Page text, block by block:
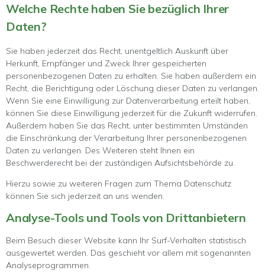
Welche Rechte haben Sie bezüglich Ihrer
Daten?
Sie haben jederzeit das Recht, unentgeltlich Auskunft über
Herkunft, Empfänger und Zweck Ihrer gespeicherten
personenbezogenen Daten zu erhalten. Sie haben außerdem ein
Recht, die Berichtigung oder Löschung dieser Daten zu verlangen.
Wenn Sie eine Einwilligung zur Datenverarbeitung erteilt haben,
können Sie diese Einwilligung jederzeit für die Zukunft widerrufen.
Außerdem haben Sie das Recht, unter bestimmten Umständen
die Einschränkung der Verarbeitung Ihrer personenbezogenen
Daten zu verlangen. Des Weiteren steht Ihnen ein
Beschwerderecht bei der zuständigen Aufsichtsbehörde zu.
Hierzu sowie zu weiteren Fragen zum Thema Datenschutz
können Sie sich jederzeit an uns wenden.
Analyse-Tools und Tools von Dritt­anbietern
Beim Besuch dieser Website kann Ihr Surf-Verhalten statistisch
ausgewertet werden. Das geschieht vor allem mit sogenannten
Analyseprogrammen.